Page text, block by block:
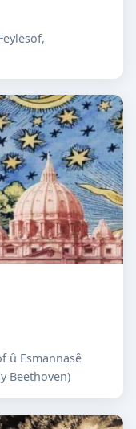
û Esmannasê
Beethoven)